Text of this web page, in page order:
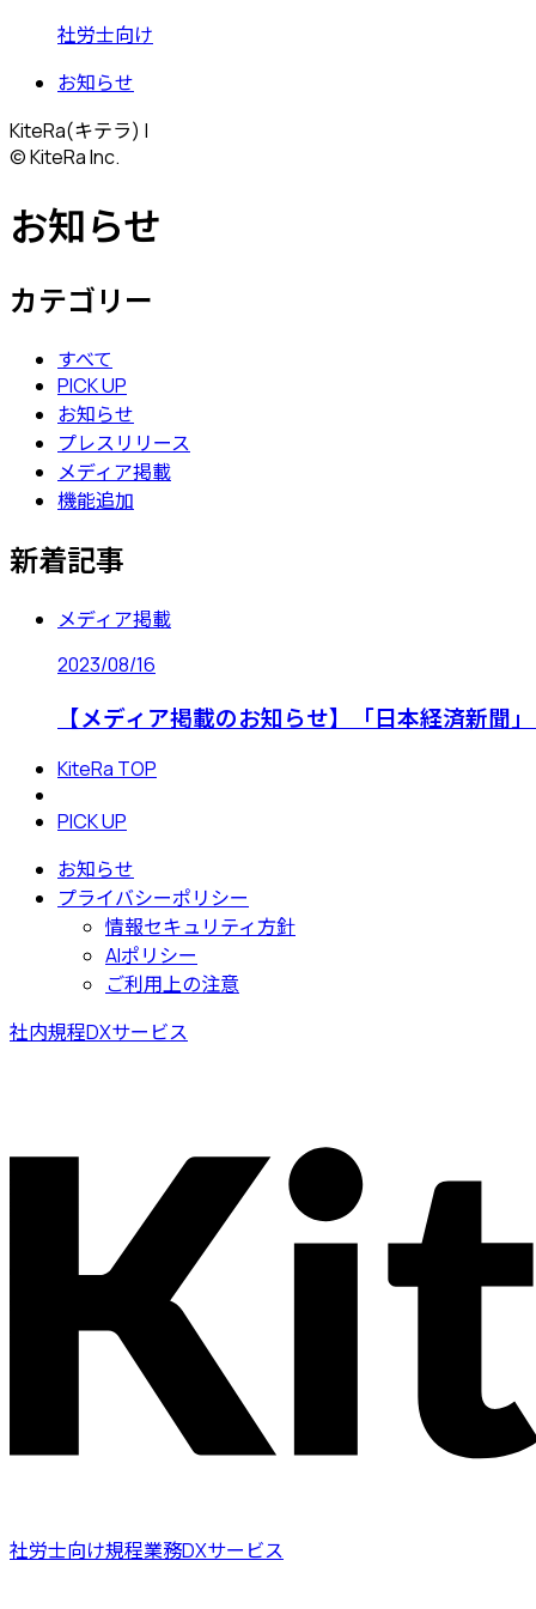
社労士向け
お知らせ
KiteRa(キテラ) |
© KiteRa Inc.
お知らせ
カテゴリー
すべて
PICK UP
お知らせ
プレスリリース
メディア掲載
機能追加
新着記事
メディア掲載
2023/08/16
【メディア掲載のお知らせ】「日本経済新聞
KiteRa TOP
PICK UP
お知らせ
プライバシーポリシー
情報セキュリティ方針
AIポリシー
ご利用上の注意
社内規程DXサービス
社労士向け規程業務DXサービス